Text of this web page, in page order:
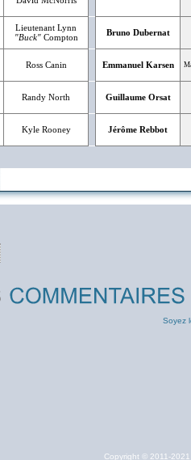
Lieutenant Lynn
"Buck"Compton Bruno Dubernat
Ross Canin Emmanuel Karsen
Randy North Guillaume Orsat
Kyle Rooney Jérôme Rebbot
Soyez
Copyright © 2011-